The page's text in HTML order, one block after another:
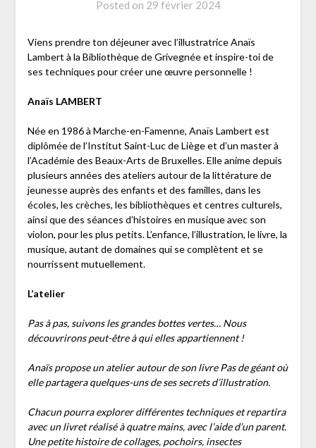
Posted on 29 février 2024
Viens prendre ton déjeuner avec l’illustratrice Anaïs
Lambert à la Bibliothèque de Grivegnée et inspire-toi de
ses techniques pour créer une œuvre personnelle !
Anaïs LAMBERT
Née en 1986 à Marche-en-Famenne, Anaïs Lambert est
diplômée de l’Institut Saint-Luc de Liège et d’un master à
l’Académie des Beaux-Arts de Bruxelles. Elle anime depuis
plusieurs années des ateliers autour de la littérature de
jeunesse auprès des enfants et des familles, dans les
écoles, les crèches, les bibliothèques et centres culturels,
ainsi que des séances d’histoires en musique avec son
violon, pour les plus petits. L’enfance, l’illustration, le livre, la
musique, autant de domaines qui se complètent et se
nourrissent mutuellement.
L’atelier
Pas à pas, suivons les grandes bottes vertes… Nous
découvrirons peut-être à qui elles appartiennent !
Anaïs propose un atelier autour de son livre Pas de géant où
elle partagera quelques-uns de ses secrets d’illustration.
Chacun pourra explorer différentes techniques et repartira
avec un livret réalisé à quatre mains, avec l’aide d’un parent.
Une petite histoire de collages, pochoirs, insectes